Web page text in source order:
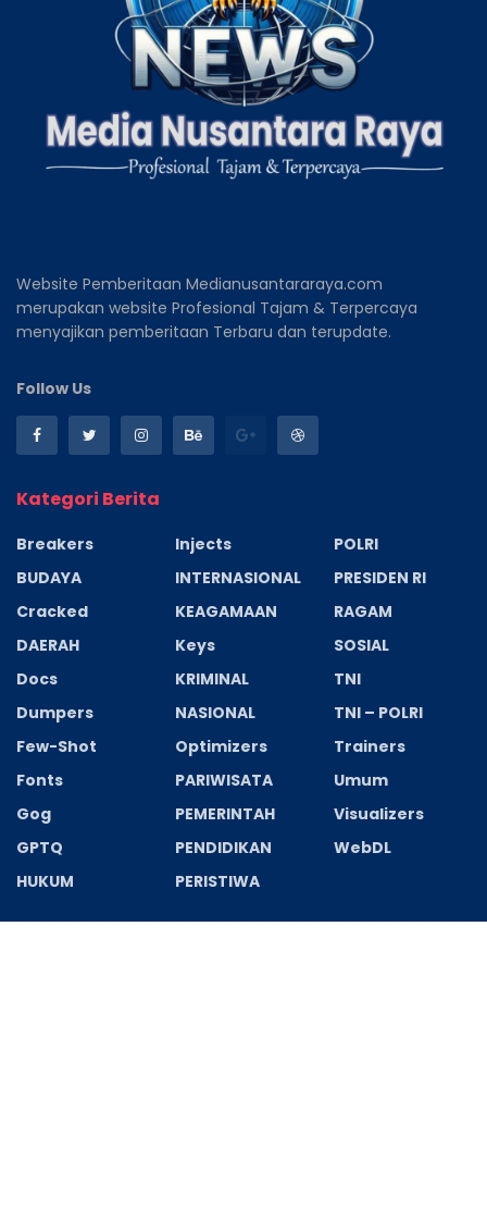
Website Pemberitaan Medianusantararaya.com
merupakan website Profesional Tajam & Terpercaya
menyajikan pemberitaan Terbaru dan terupdate.
Follow Us
Kategori Berita
Breakers
BUDAYA
Cracked
DAERAH
Docs
Dumpers
Few-Shot
Fonts
Gog
GPTQ
HUKUM
Injects
INTERNASIONAL
KEAGAMAAN
Keys
KRIMINAL
NASIONAL
Optimizers
PARIWISATA
PEMERINTAH
PENDIDIKAN
PERISTIWA
POLRI
PRESIDEN RI
RAGAM
SOSIAL
TNI
TNI – POLRI
Trainers
Umum
Visualizers
WebDL